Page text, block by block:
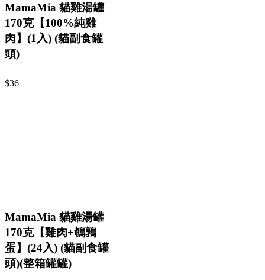
MamaMia 貓雞湯罐
170克【100%純雞
肉】(1入) (貓副食罐
頭)
$36
MamaMia 貓雞湯罐
170克【雞肉+鵪鶉
蛋】(24入) (貓副食罐
頭)(整箱罐罐)